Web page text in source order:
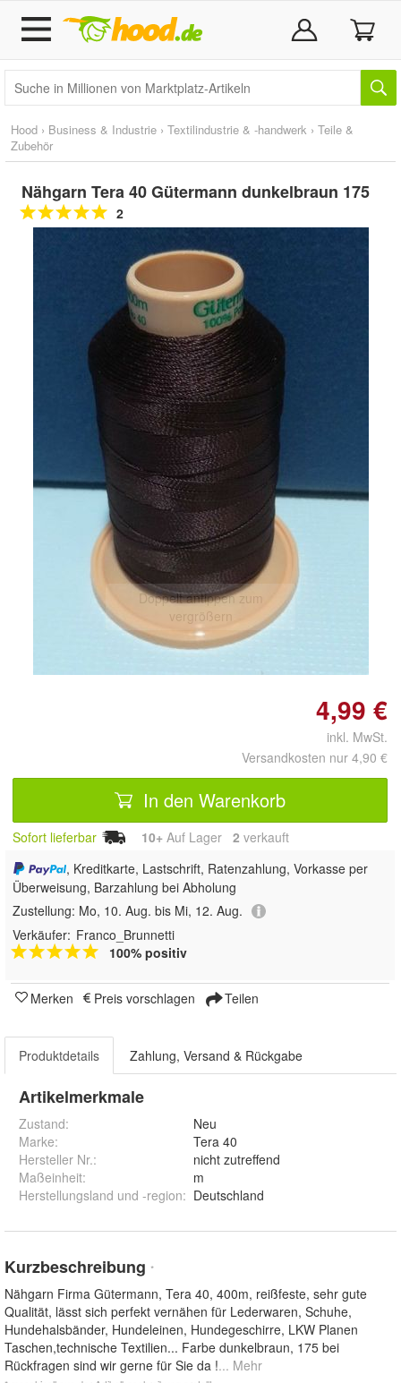
Hood › Business & Industrie › Textilindustrie & -handwerk › Teile &
Zubehör
Nähgarn Tera 40 Gütermann dunkelbraun 175
2
Doppelt antippen zum
vergrößern
4,99 €
inkl. MwSt.
Versandkosten nur 4,90 €
In den Warenkorb
Sofort lieferbar 10+ Auf Lager 2 verkauft
, Kreditkarte, Lastschrift, Ratenzahlung, Vorkasse per
Überweisung, Barzahlung bei Abholung
Zustellung: Mo, 10. Aug. bis Mi, 12. Aug.
Verkäufer: Franco_Brunnetti
100% positiv
Merken Preis vorschlagen Teilen
Produktdetails Zahlung, Versand & Rückgabe
Artikelmerkmale
Zustand:
Neu
Marke:
Tera 40
Hersteller Nr.:
nicht zutreffend
Maßeinheit:
m
Herstellungsland und -region: Deutschland
Kurzbeschreibung *
Nähgarn Firma Gütermann, Tera 40, 400m, reißfeste, sehr gute
Qualität, lässt sich perfekt vernähen für Lederwaren, Schuhe,
Hundehalsbänder, Hundeleinen, Hundegeschirre, LKW Planen
Taschen,technische Textilien... Farbe dunkelbraun, 175 bei
Rückfragen sind wir gerne für Sie da !... Mehr